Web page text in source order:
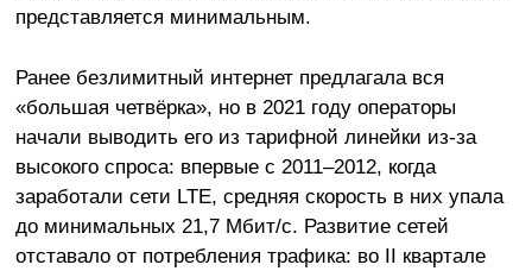
представляется минимальным.
Ранее безлимитный интернет предлагала вся
«большая четвёрка», но в 2021 году операторы
начали выводить его из тарифной линейки из-за
высокого спроса: впервые с 2011–2012, когда
заработали сети LTE, средняя скорость в них упала
до минимальных 21,7 Мбит/с. Развитие сетей
отставало от потребления трафика: во II квартале